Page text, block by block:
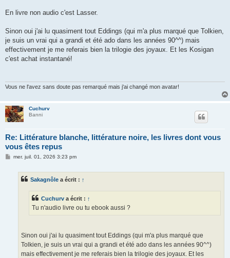
En livre non audio c'est Lasser.
Sinon oui j'ai lu quasiment tout Eddings (qui m'a plus marqué que Tolkien,
je suis un vrai qui a grandi et été ado dans les années 90^^) mais
effectivement je me referais bien la trilogie des joyaux. Et les Kosigan
c'est achat instantané!
Vous ne l'avez sans doute pas remarqué mais j'ai changé mon avatar!
Cuchurv
Banni
Re: Littérature blanche, littérature noire, les livres dont vous
vous êtes repus
Mmer. juil. 01, 2026 3:23 pm
Sakagnôle a écrit : ↑
Cuchurv a écrit : ↑
Tu n'audio livre ou tu ebook aussi ?
Sinon oui j'ai lu quasiment tout Eddings (qui m'a plus marqué que
Tolkien, je suis un vrai qui a grandi et été ado dans les années 90^^)
mais effectivement je me referais bien la trilogie des joyaux. Et les